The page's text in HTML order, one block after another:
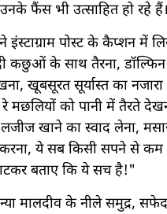
फैंस भी उत्साहित हो रहे हैं।
इंस्टाग्राम पोस्ट के कैप्शन में
कछुओं के साथ तैरना,
खूबसूरत सूर्यास्त का नजारा
मछलियों को पानी में तैरते
लजीज खाने का स्वाद लेना,
ये सब किसी सपने से कम
बताए कि ये सच है!"
मालदीव के नीले समुद्र,